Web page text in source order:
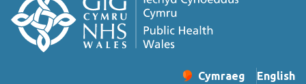
Cymraeg English
–